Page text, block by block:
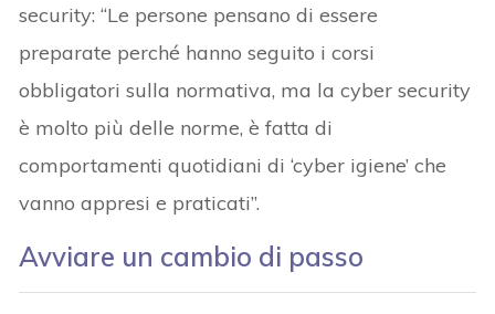
security: “Le persone pensano di essere
preparate perché hanno seguito i corsi
obbligatori sulla normativa, ma la cyber security
è molto più delle norme, è fatta di
comportamenti quotidiani di ‘cyber igiene’ che
vanno appresi e praticati”.
Avviare un cambio di passo